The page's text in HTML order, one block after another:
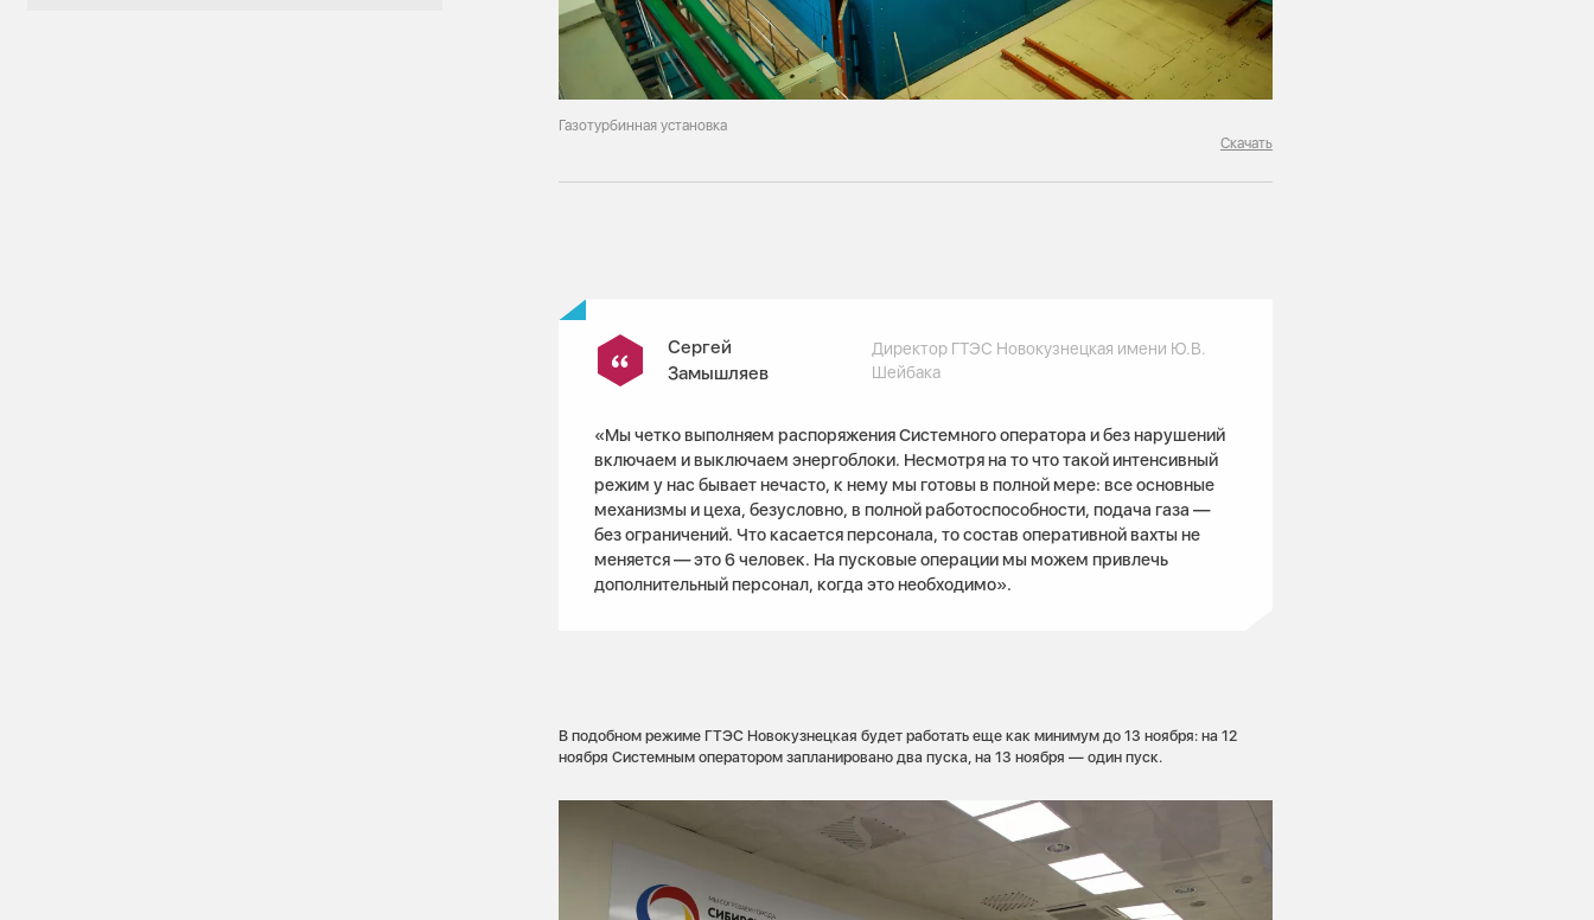
Газотурбинная установка
Скачать
Сергей
Замышляев
Директор ГТЭС Новокузнецкая имени Ю.В.
Шейбака
«Мы четко выполняем распоряжения Системного оператора и без нарушений
включаем и выключаем энергоблоки. Несмотря на то что такой интенсивный
режим у нас бывает нечасто, к нему мы готовы в полной мере: все основные
механизмы и цеха, безусловно, в полной работоспособности, подача газа —
без ограничений. Что касается персонала, то состав оперативной вахты не
меняется — это 6 человек. На пусковые операции мы можем привлечь
дополнительный персонал, когда это необходимо».
В подобном режиме ГТЭС Новокузнецкая будет работать еще как минимум до 13 ноября: на 12
ноября Системным оператором запланировано два пуска, на 13 ноября — один пуск.